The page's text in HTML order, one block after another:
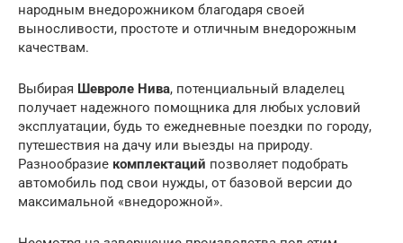
народным внедорожником благодаря своей
выносливости, простоте и отличным внедорожным
качествам.
Выбирая Шевроле Нива, потенциальный владелец
получает надежного помощника для любых условий
эксплуатации, будь то ежедневные поездки по городу,
путешествия на дачу или выезды на природу.
Разнообразие комплектаций позволяет подобрать
автомобиль под свои нужды, от базовой версии до
максимальной «внедорожной».